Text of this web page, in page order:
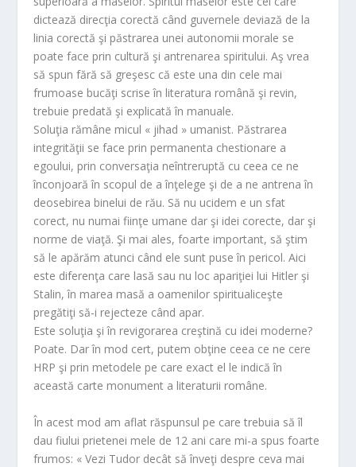
dictează direcţia corectă când guvernele deviază de la
linia corectă şi păstrarea unei autonomii morale se
poate face prin cultură şi antrenarea spiritului. Aş vrea
să spun fără să greşesc că este una din cele mai
frumoase bucăţi scrise în literatura română şi revin,
trebuie predată şi explicată în manuale.
Soluţia rămâne micul « jihad » umanist. Păstrarea
integrităţii se face prin permanenta chestionare a
egoului, prin conversaţia neîntreruptă cu ceea ce ne
înconjoară în scopul de a înţelege şi de a ne antrena în
deosebirea binelui de rău. Să nu ucidem e un sfat
corect, nu numai fiinţe umane dar şi idei corecte, dar şi
norme de viaţă. Şi mai ales, foarte important, să ştim
să le apărăm atunci când ele sunt puse în pericol. Aici
este diferenţa care lasă sau nu loc apariţiei lui Hitler şi
Stalin, în marea masă a oamenilor spiritualiceşte
pregătiţi să-i rejecteze când apar.
Este soluţia şi în revigorarea creştină cu idei moderne?
Poate. Dar în mod cert, putem obţine ceea ce ne cere
HRP şi prin metodele pe care exact el le indică în
această carte monument a literaturii române.
În acest mod am aflat răspunsul pe care trebuia să îl
dau fiului prietenei mele de 12 ani care mi-a spus foarte
frumos: « Vezi Tudor decât să înveţi despre ceva mai